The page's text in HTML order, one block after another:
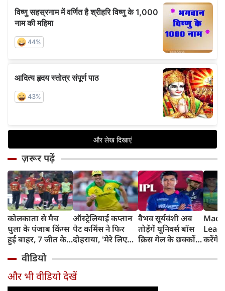
ज़रूर पढ़ें
कोलकाता से मैच
धुला के पंजाब किंग्स
हुई बाहर, 7 जीत के
ऑस्ट्रेलियाई कप्तान
पैट कमिंस ने फिर
दोहराया, 'मेरे लिए
वैभव सूर्यवंशी अब
तोड़ेंगें यूनिवर्स बॉस
क्रिस गेल के छक्कों
करेंगे
टीम में
वीडियो
और भी वीडियो देखें